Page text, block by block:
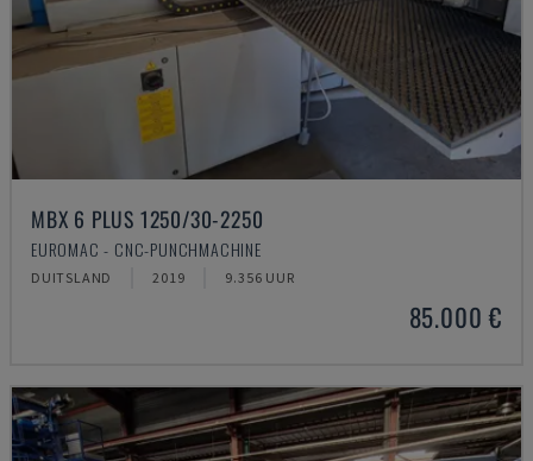
MBX 6 PLUS 1250/30-2250
EUROMAC - CNC-PUNCHMACHINE
DUITSLAND 2019 9.356 UUR
85.000 €